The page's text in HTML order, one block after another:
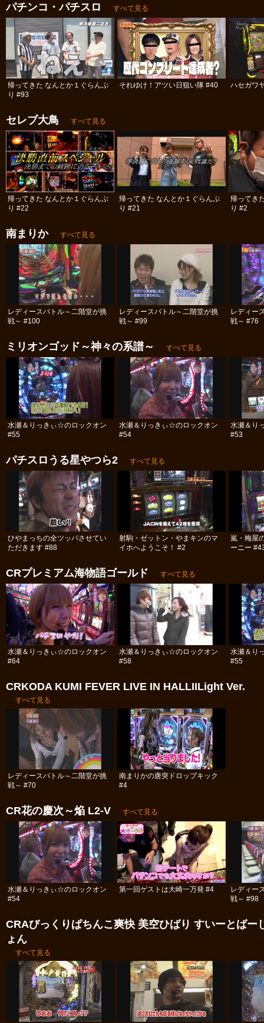
パチンコ・パチスロ すべて見る
帰ってきた なんとか１ぐらんぷ
り #93
それゆけ！アツい日狙い隊 #40 ハセガワ
セレブ大鳥 すべて見る
帰ってきた なんとか１ぐらんぷ
り #22
帰ってきた なんとか１ぐらんぷ
り #21
帰ってき
り #2
南まりか すべて見る
レディースバトル～二階堂が挑
戦～ #100
レディースバトル～二階堂が挑
戦～ #99
レディー
戦～ #76
ミリオンゴッド～神々の系譜～ すべて見る
水瀬＆りっきぃ☆のロックオン
#55
水瀬＆りっきぃ☆のロックオン
#54
水瀬＆り
#53
パチスロうる星やつら2 すべて見る
ひやまっちの全ツッパさせてい
ただきます #88
射駒・ゼットン・やまキンのマ
イホへようこそ！ #2
嵐・梅屋
ーニー
CRプレミアム海物語ゴールド すべて見る
水瀬＆りっきぃ☆のロックオン
#64
水瀬＆りっきぃ☆のロックオン
#58
水瀬＆り
#55
CRKODA KUMI FEVER LIVE IN HALLIILight Ver.
すべて見る
レディースバトル～二階堂が挑
戦～ #70
南まりかの唐突ドロップキック
#4
CR花の慶次～焔 L2‐V すべて見る
水瀬＆りっきぃ☆のロックオン
#54
第一回ゲストは大崎一万発 #4
レディー
戦～ #98
CRAびっくりぱちんこ爽快 美空ひばり すいーとばー
ょん
すべて見る